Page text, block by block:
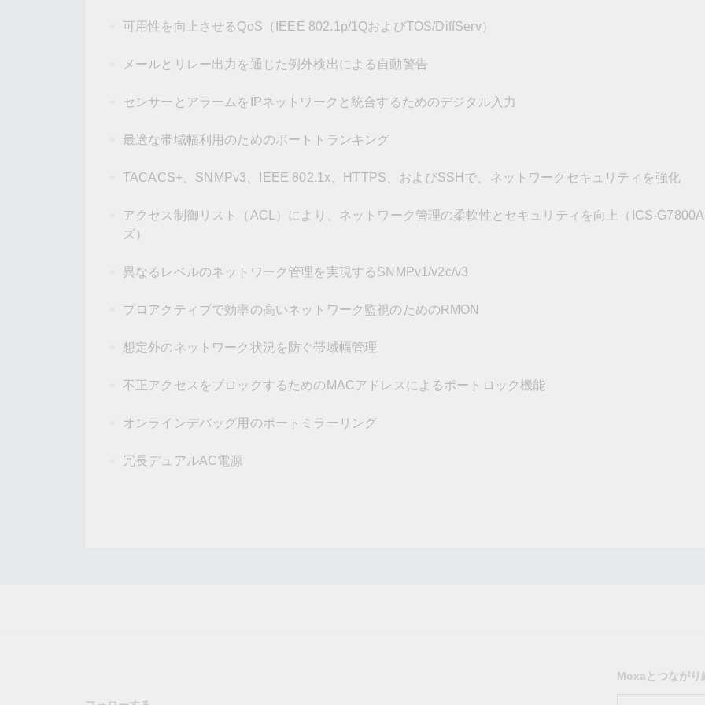
可用性を向上させるQoS（IEEE 802.1p/1QおよびTOS/DiffServ）
メールとリレー出力を通じた例外検出による自動警告
センサーとアラームをIPネットワークと統合するためのデジタル入力
最適な帯域幅利用のためのポートトランキング
TACACS+、SNMPv3、IEEE 802.1x、HTTPS、およびSSHで、ネットワークセキュリティを強化
アクセス制御リスト（ACL）により、ネットワーク管理の柔軟性とセキュリティを向上（ICS-
ズ）
異なるレベルのネットワーク管理を実現するSNMPv1/v2c/v3
プロアクティブで効率の高いネットワーク監視のためのRMON
想定外のネットワーク状況を防ぐ帯域幅管理
不正アクセスをブロックするためのMACアドレスによるポートロック機能
オンラインデバッグ用のポートミラーリング
冗長デュアルAC電源
Moxaとつながり